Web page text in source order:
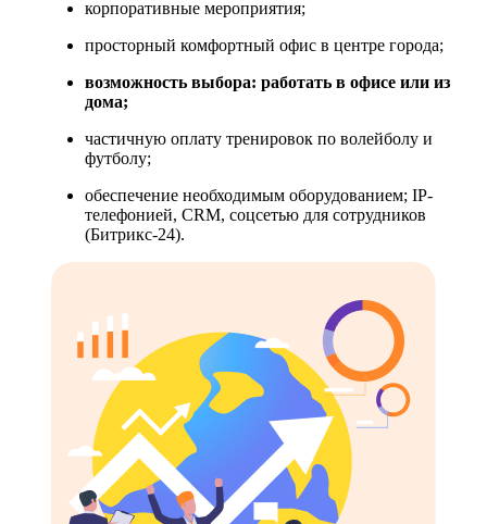
корпоративные мероприятия;
просторный комфортный офис в центре города;
возможность выбора: работать в офисе или из
дома;
частичную оплату тренировок по волейболу и
футболу;
обеспечение необходимым оборудованием; IP-
телефонией, CRM, соцсетью для сотрудников
(Битрикс-24).